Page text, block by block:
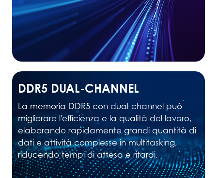
DDR5 DUAL-CHANNEL
La memoria DDR5 con dual-channel può
migliorare l'efficienza e la qualità del lavoro,
elaborando rapidamente grandi quantità di
dati e attività complesse in multitasking,
riducendo tempi di attesa e ritardi.